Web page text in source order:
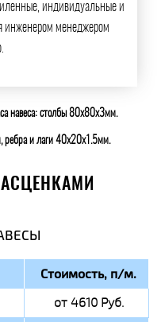
индивидуальные и
инженером менеджером
навеса: столбы 80х80х3мм.
ребра и лаги 40х20х1.5мм.
Стоимость, п/м.
от 4610 Руб.